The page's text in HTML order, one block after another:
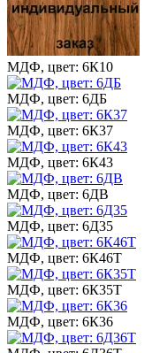
МДФ, цвет: 6К10
МДФ, цвет: 6ДБ
МДФ, цвет: 6К37
МДФ, цвет: 6К43
МДФ, цвет: 6ДВ
МДФ, цвет: 6Д35
МДФ, цвет: 6К46Т
МДФ, цвет: 6К35Т
МДФ, цвет: 6К36